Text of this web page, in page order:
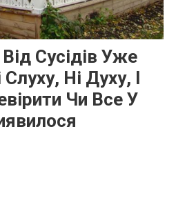
Сусідів Уже
Ні Духу, І
Чи Все У